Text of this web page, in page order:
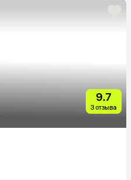
9.7
3 отзыва